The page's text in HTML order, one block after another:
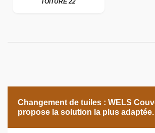
TOITURE 22
Changement de tuiles : WELS
propose la solution la plus adaptée.